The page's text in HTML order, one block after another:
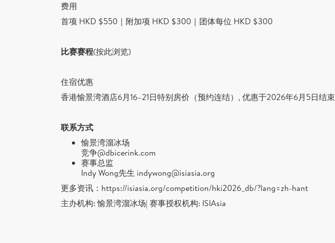
费用
首项 HKD $550｜附加项 HKD $300｜团体每位 HKD $300
比赛赛程(按此浏览)
住宿优惠
香港愉景湾酒店6月16–21日特别房价（预约连结）, 优惠于2026年6月5日结束
联系方式
愉景湾溜冰场
竞争@dbicerink.com
赛事总监
Indy Wong先生 indywong@isiasia.org
更多资讯： https://isiasia.org/competition/hki2026_db/?lang=zh-hant
主办机构: 愉景湾溜冰场| 赛事授权机构: ISIAsia